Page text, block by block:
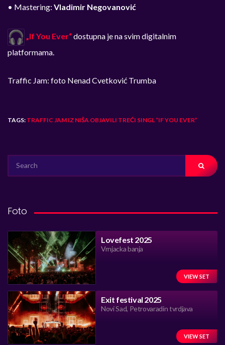
• Mastering: Vladimir Negovanović
„If You Ever“dostupna je na svim digitalnim
platformama.
Traffic Jam: foto Nenad Cvetković Trumba
TAGS: TRAFFIC JAM IZ NIŠA OBJAVILI TREĆI SINGL “IF YOU EVER”
FOR:
Foto
Lovefest 2025
Vrnjacka banja
VIEW SET
Exit festival 2025
Novi Sad, Petrovaradin tvrdjava
VIEW SET